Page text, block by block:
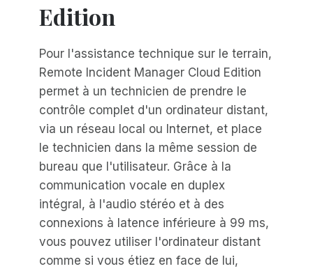
Edition
Pour l'assistance technique sur le terrain,
Remote Incident Manager Cloud Edition
permet à un technicien de prendre le
contrôle complet d'un ordinateur distant,
via un réseau local ou Internet, et place
le technicien dans la même session de
bureau que l'utilisateur. Grâce à la
communication vocale en duplex
intégral, à l'audio stéréo et à des
connexions à latence inférieure à 99 ms,
vous pouvez utiliser l'ordinateur distant
comme si vous étiez en face de lui,